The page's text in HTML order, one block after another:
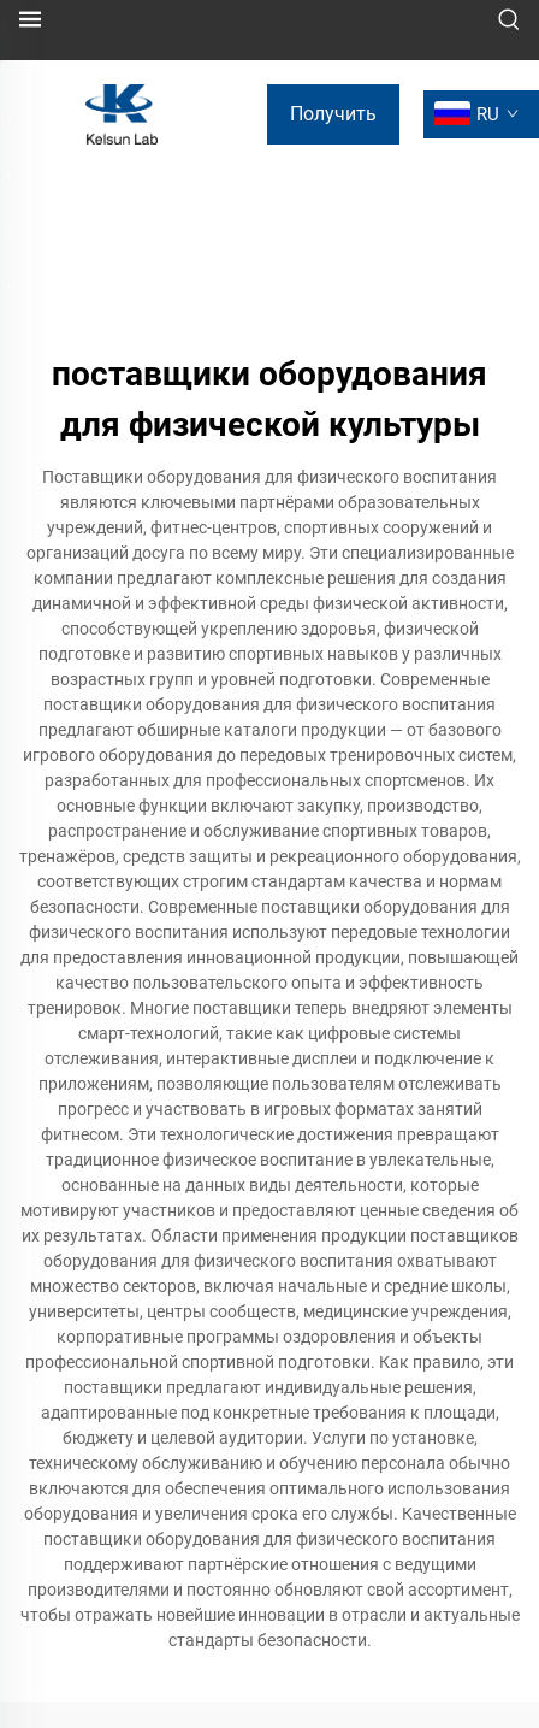
Получить RU
поставщики оборудования
для физической культуры
Поставщики оборудования для физического воспитания
являются ключевыми партнёрами образовательных
учреждений, фитнес-центров, спортивных сооружений и
организаций досуга по всему миру. Эти специализированные
компании предлагают комплексные решения для создания
динамичной и эффективной среды физической активности,
способствующей укреплению здоровья, физической
подготовке и развитию спортивных навыков у различных
возрастных групп и уровней подготовки. Современные
поставщики оборудования для физического воспитания
предлагают обширные каталоги продукции — от базового
игрового оборудования до передовых тренировочных систем,
разработанных для профессиональных спортсменов. Их
основные функции включают закупку, производство,
распространение и обслуживание спортивных товаров,
тренажёров, средств защиты и рекреационного оборудования,
соответствующих строгим стандартам качества и нормам
безопасности. Современные поставщики оборудования для
физического воспитания используют передовые технологии
для предоставления инновационной продукции, повышающей
качество пользовательского опыта и эффективность
тренировок. Многие поставщики теперь внедряют элементы
смарт-технологий, такие как цифровые системы
отслеживания, интерактивные дисплеи и подключение к
приложениям, позволяющие пользователям отслеживать
прогресс и участвовать в игровых форматах занятий
фитнесом. Эти технологические достижения превращают
традиционное физическое воспитание в увлекательные,
основанные на данных виды деятельности, которые
мотивируют участников и предоставляют ценные сведения об
их результатах. Области применения продукции поставщиков
оборудования для физического воспитания охватывают
множество секторов, включая начальные и средние школы,
университеты, центры сообществ, медицинские учреждения,
корпоративные программы оздоровления и объекты
профессиональной спортивной подготовки. Как правило, эти
поставщики предлагают индивидуальные решения,
адаптированные под конкретные требования к площади,
бюджету и целевой аудитории. Услуги по установке,
техническому обслуживанию и обучению персонала обычно
включаются для обеспечения оптимального использования
оборудования и увеличения срока его службы. Качественные
поставщики оборудования для физического воспитания
поддерживают партнёрские отношения с ведущими
производителями и постоянно обновляют свой ассортимент,
чтобы отражать новейшие инновации в отрасли и актуальные
стандарты безопасности.